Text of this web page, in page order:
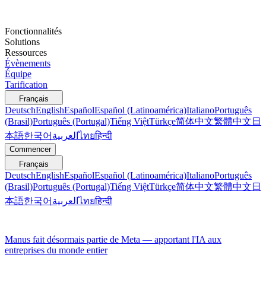
Fonctionnalités
Solutions
Ressources
Évènements
Équipe
Tarification
Français
DeutschEnglishEspañolEspañol (Latinoamérica)ItalianoPortuguês
(Brasil)Português (Portugal)Tiếng ViệtTürkçe简体中文繁體中文 日
本語한국어 العربيةไทยहिन्दी
Commencer
Français
DeutschEnglishEspañolEspañol (Latinoamérica)ItalianoPortuguês
(Brasil)Português (Portugal)Tiếng ViệtTürkçe简体中文繁體中文 日
本語한국어 العربيةไทยहिन्दी
Manus fait désormais partie de Meta — apportant l'IA aux
entreprises du monde entier